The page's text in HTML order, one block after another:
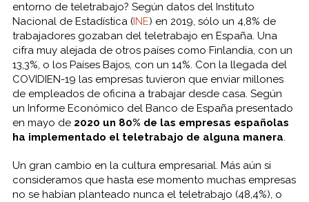
entorno de teletrabajo? Según datos del Instituto
Nacional de Estadística (INE) en 2019, sólo un 4,8% de
trabajadores gozaban del teletrabajo en España. Una
cifra muy alejada de otros países como Finlandia, con un
13,3%, o los Países Bajos, con un 14%. Con la llegada del
COVIDIEN-19 las empresas tuvieron que enviar millones
de empleados de oficina a trabajar desde casa. Según
un Informe Económico del Banco de España presentado
en mayo de 2020 un 80% de las empresas españolas
ha implementado el teletrabajo de alguna manera.
Un gran cambio en la cultura empresarial. Más aún si
consideramos que hasta ese momento muchas empresas
no se habían planteado nunca el teletrabajo (48,4%), o